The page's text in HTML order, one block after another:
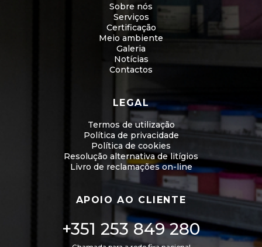
Sobre nós
Serviços
Certificação
Meio ambiente
Galeria
Notícias
Contactos
LEGAL
Termos de utilização
Política de privacidade
Política de cookies
Resolução alternativa de litígios
Livro de reclamações on-line
APOIO AO CLIENTE
+351 253 849 280